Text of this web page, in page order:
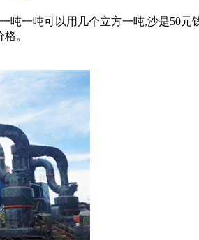
吨一吨可以用几个立方一吨,沙是50
。